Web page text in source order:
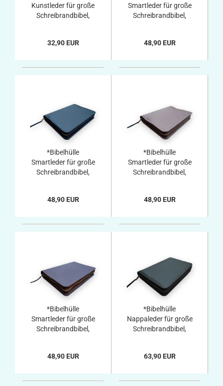
Kunstleder für große
Schreibrandbibel,
32,90 EUR
Smartleder für große
Schreibrandbibel,
48,90 EUR
*Bibelhülle
Smartleder für große
Schreibrandbibel,
48,90 EUR
*Bibelhülle
Smartleder für große
Schreibrandbibel,
48,90 EUR
*Bibelhülle
Smartleder für große
Schreibrandbibel,
48,90 EUR
*Bibelhülle
Nappaleder für große
Schreibrandbibel,
63,90 EUR